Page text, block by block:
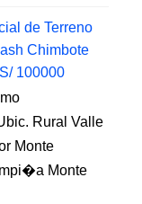
de Terreno
Chimbote
100000
Rural Valle
Monte
Monte